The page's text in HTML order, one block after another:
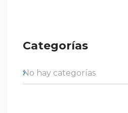
Categorías
No hay categorías